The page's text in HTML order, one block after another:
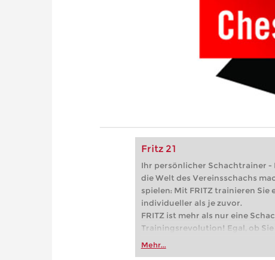
Fritz 21
Ihr persönlicher Schachtrainer -
die Welt des Vereinsschachs
spielen: Mit FRITZ trainieren
individueller als je zuvor.
FRITZ ist mehr als nur eine
Trainingsrevolution! Egal, ob
Vereinsschachs machen oder
Mehr...